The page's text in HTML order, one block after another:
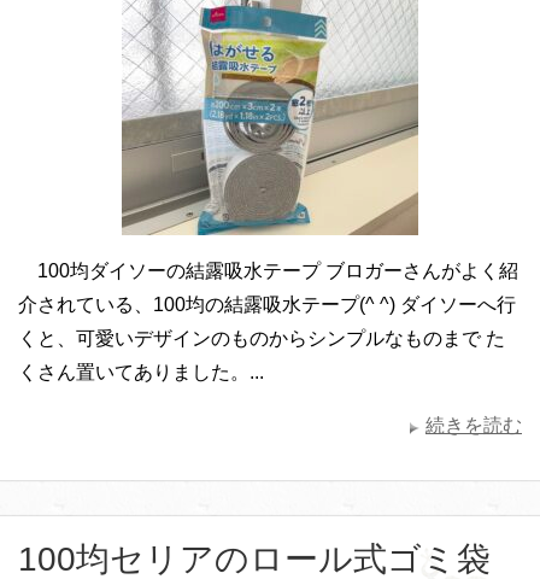
100均ダイソーの結露吸水テープ ブロガーさんがよく紹
介されている、100均の結露吸水テープ(^ ^) ダイソーへ行
くと、可愛いデザインのものからシンプルなものまで た
くさん置いてありました。...
続きを読む
100均セリアのロール式ゴミ袋